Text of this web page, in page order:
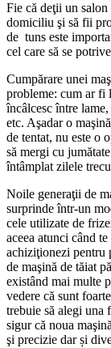
Fie că deţii un
domiciliu şi să fii
de tuns este
cel care să se
Cumpărare unei
probleme: cum ar fi
încâlcesc între
etc. Aşadar o
de tentat, nu este o
să mergi cu
întâmplat zilele
Noile generaţii de
surprinde într-un
cele utilizate de
aceea atunci când
achiziţionezi pentru
de maşină de tăiat
existând mai multe
vedere că sunt
trebuie să alegi una
sigur că noua
şi precizie dar și